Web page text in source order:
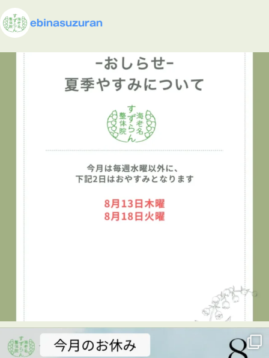
🕒 予約受付
平日 10:00〜19:30
土日祝 9:00〜16:00
▶ 施術内容・院内の雰囲気はこちら
プロフィールのリンクからご覧いただけます
海老名
View on Facebook Share
海老名すずらん整体院
👦✨キッズタウン2026に参加しました！✨
7月29日、海老名市民活動センター ビナレッジで開催され
た「キッズタウン2026」に、海老名すずらん整体院も出展
させていただきました😊
キッズタウンは、子どもたちがさまざまな仕事を体験し、
楽しみながら学べるイベント。
ebinasuzuran